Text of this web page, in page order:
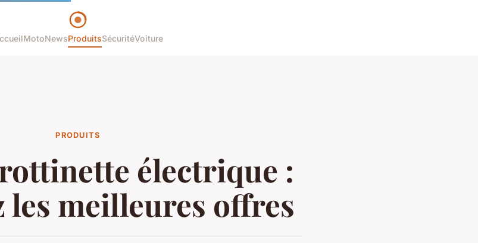
MotoNewsProduitsSécuritéVoiture
PRODUITS
électrique :
les meilleures offres